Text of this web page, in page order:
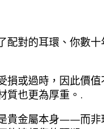
配對的耳環、你數
損或過時，因此價
質也更為厚重。.
貴金屬本身——而非